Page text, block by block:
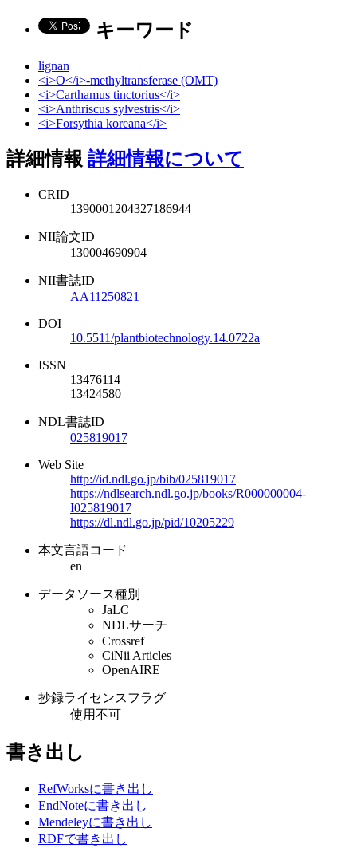
キーワード
lignan
<i>O</i>-methyltransferase (OMT)
<i>Carthamus tinctorius</i>
<i>Anthriscus sylvestris</i>
<i>Forsythia koreana</i>
詳細情報 詳細情報について
CRID
1390001204327186944
NII論文ID
130004690904
NII書誌ID
AA11250821
DOI
10.5511/plantbiotechnology.14.0722a
ISSN
13476114
13424580
NDL書誌ID
025819017
Web Site
http://id.ndl.go.jp/bib/025819017
https://ndlsearch.ndl.go.jp/books/R000000004-
I025819017
https://dl.ndl.go.jp/pid/10205229
本文言語コード
en
データソース種別
JaLC
NDLサーチ
Crossref
CiNii Articles
OpenAIRE
抄録ライセンスフラグ
使用不可
書き出し
RefWorksに書き出し
EndNoteに書き出し
Mendeleyに書き出し
RDFで書き出し